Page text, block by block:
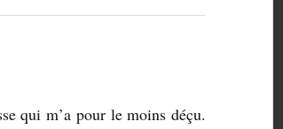
qui m’a pour le moins déçu.